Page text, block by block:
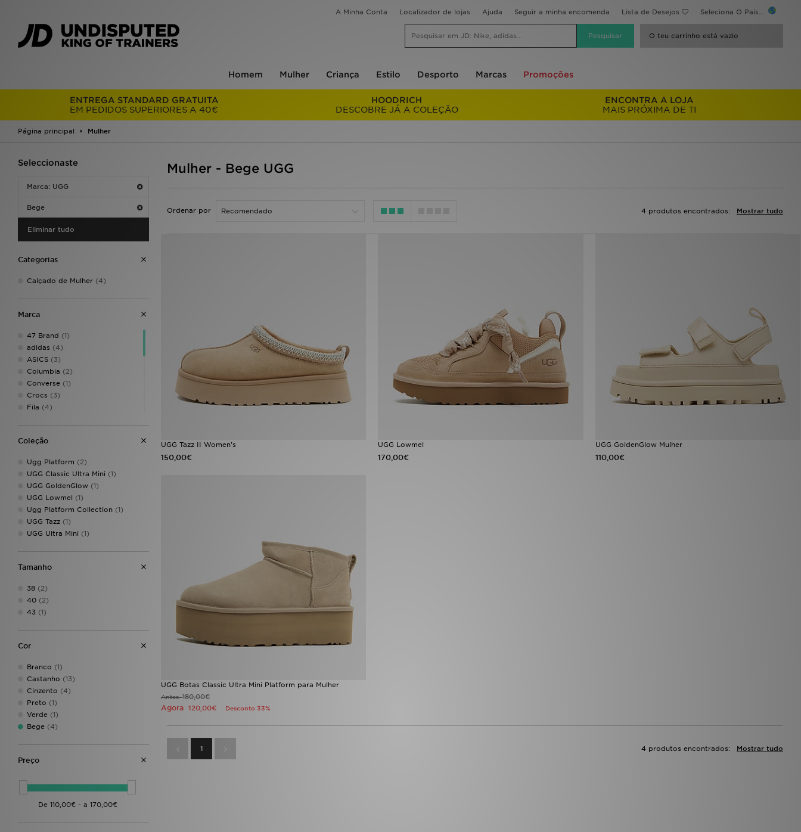
A Minha Conta Localizador de lojas Ajuda Seguir a minha encomenda Lista de Desejos Seleciona O País...
O teu carrinho está vazio
Homem Mulher Criança Estilo Desporto Marcas Promoções
ENTREGA STANDARD GRATUITA
EM PEDIDOS SUPERIORES A 40€
HOODRICH
DESCOBRE JÁ A COLEÇÃO
ENCONTRA A LOJA
MAIS PRÓXIMA DE TI
Página principal Mulher
Seleccionaste
Marca: UGG
Bege
Eliminar tudo
Categorias
Calçado de Mulher (4)
Marca
47 Brand (1)
adidas (4)
ASICS (3)
Columbia (2)
Converse (1)
Crocs (3)
Fila (4)
Jordan
New Era(3)
Nike (7)
On Running (1)
PUMA(1)
Salomon(1)
The North Face
Trailberg (1)
UGG(4)
Vans(1)
Coleção
Ugg Platform (2)
UGG Classic Ultra Mini (1)
UGG GoldenGlow (1)
UGG Lowmel (1)
Ugg Platform Collection (1)
UGG Tazz (1)
UGG Ultra Mini (1)
Tamanho
38 (2)
40 (2)
43 (1)
Cor
Branco (1)
Castanho (13)
Cinzento (4)
Preto (1)
Verde (1)
Bege (4)
Preço
Mulher - Bege UGG
Ordenar por Mostrar tudo
4 produtos encontrados:
UGG Tazz II Women's
150,00€
UGG Lowmel
170,00€
UGG GoldenGlow Mulher
110,00€
UGG Botas Classic Ultra Mini Platform para Mulher
Antes180,00€
Agora 120,00€ Desconto 33%
1 Mostrar tudo
4 produtos encontrados: